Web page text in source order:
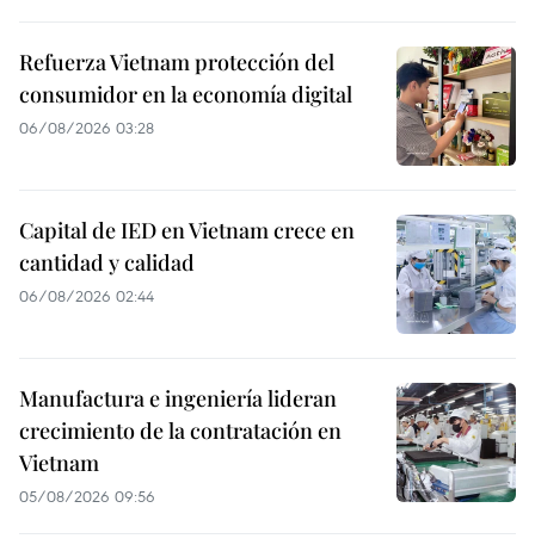
Refuerza Vietnam protección del
consumidor en la economía digital
06/08/2026 03:28
Capital de IED en Vietnam crece en
cantidad y calidad
06/08/2026 02:44
Manufactura e ingeniería lideran
crecimiento de la contratación en
Vietnam
05/08/2026 09:56